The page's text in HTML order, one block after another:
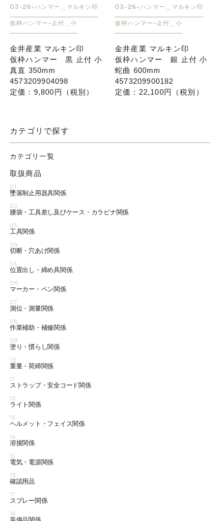
03-26-ハンマー＿マルキン印
仮枠ハンマー-止付＿小
金井産業 マルキン印
仮枠ハンマー 黒 止付 小
真直 350mm
4573209904098
定価：9,800円（税別）
03-26-ハンマー＿マルキン印
仮枠ハンマー-止付＿小
金井産業 マルキン印
仮枠ハンマー 銀 止付 小
蛇曲 600mm
4573209900182
定価：22,100円（税別）
カテゴリで探す
カテゴリ一覧
取扱商品
01
墜落制止用器具関係
02
腰袋・工具差し及びケース・カラビナ関係
03
工具関係
04
切断・穴あけ関係
05
位置出し・締め具関係
06
マーカー・ペン関係
07
測位・測量関係
08
作業補助・補修関係
09
塗り・慣らし関係
10
重量・荷締関係
11
ストラップ・安全コード関係
12
ライト関係
13
ヘルメット・フェイス関係
14
溶接関係
15
電気・電源関係
16
確認用品
17
スプレー関係
18